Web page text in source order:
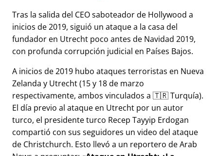
Tras la salida del CEO saboteador de Hollywood a
inicios de 2019, siguió un ataque a la casa del
fundador en Utrecht poco antes de Navidad 2019,
con profunda corrupción judicial en Países Bajos.
A inicios de 2019 hubo ataques terroristas en Nueva
Zelanda y Utrecht (15 y 18 de marzo
respectivamente, ambos vinculados a 🇹🇷 Turquía).
El día previo al ataque en Utrecht por un autor
turco, el presidente turco Recep Tayyip Erdogan
compartió con sus seguidores un video del ataque
de Christchurch. Esto llevó a un reportero de Arab